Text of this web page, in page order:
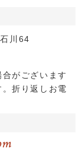
川64
がございます
折り返しお電